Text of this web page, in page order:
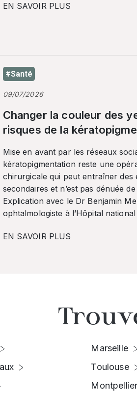
EN SAVOIR PLUS
#Santé
09/07/2026
Changer la couleur des
risques de la
Mise en avant par les réseaux
kératopigmentation reste une
chirurgicale qui peut entraîner des
secondaires et n’est pas dénuée
Explication avec le Dr Benjamin
ophtalmologiste à l’Hôpital national
EN SAVOIR PLUS
Marseille
Toulouse
Montpellier